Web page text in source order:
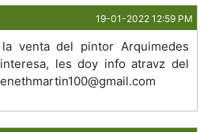
19-01-2022 12:59 PM
venta del pintor Arquimedes
les doy info atravz del